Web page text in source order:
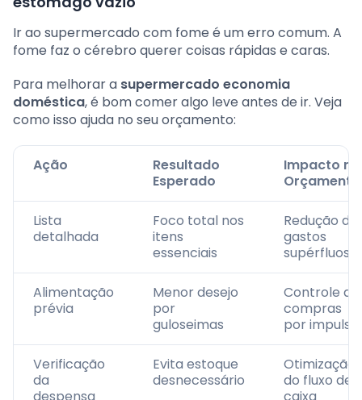
Ir ao supermercado com fome é um erro comum. A
fome faz o cérebro querer coisas rápidas e caras.
Para melhorar a supermercado economia
doméstica, é bom comer algo leve antes de ir. Veja
como isso ajuda no seu orçamento:
Ação
Resultado
Esperado
Impacto no
Orçamento
Lista
detalhada
Foco total nos
itens
essenciais
Redução de
gastos
supérfluos
Alimentação
prévia
Menor desejo
por
guloseimas
Controle de
compras
por impulso
Verificação
da
Evita estoque
desnecessário
Otimização
do fluxo de